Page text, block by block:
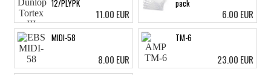
12/PLYPK
11.00 EUR
pack
6.00 EUR
MIDI-58
8.00 EUR
TM-6
23.00 EUR